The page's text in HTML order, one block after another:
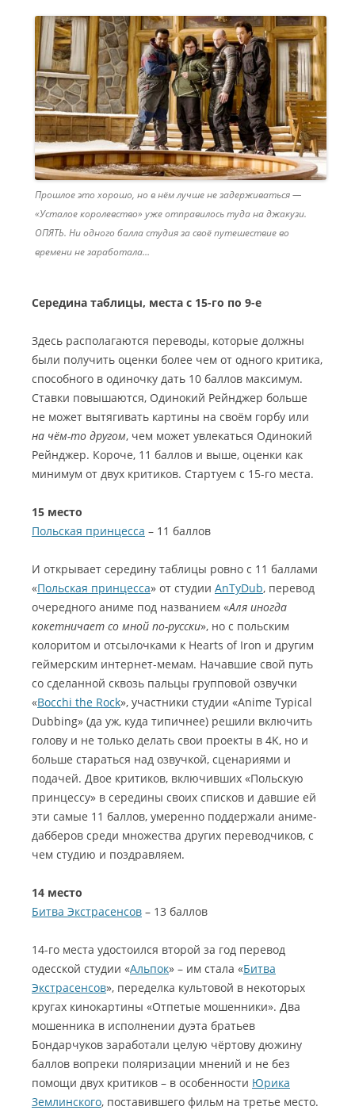
Прошлое это хорошо, но в нём лучше не задерживаться —
«Усталое королевство» уже отправилось туда на джакузи.
ОПЯТЬ. Ни одного балла студия за своё путешествие во
времени не заработала…
Середина таблицы, места с 15-го по 9-е
Здесь располагаются переводы, которые должны
были получить оценки более чем от одного критика,
способного в одиночку дать 10 баллов максимум.
Ставки повышаются, Одинокий Рейнджер больше
не может вытягивать картины на своём горбу или
на чём-то другом, чем может увлекаться Одинокий
Рейнджер. Короче, 11 баллов и выше, оценки как
минимум от двух критиков. Стартуем с 15-го места.
15 место
Польская принцесса – 11 баллов
И открывает середину таблицы ровно с 11 баллами
«Польская принцесса» от студии AnTyDub, перевод
очередного аниме под названием «Аля иногда
кокетничает со мной по-русски», но с польским
колоритом и отсылочками к Hearts of Iron и другим
геймерским интернет-мемам. Начавшие свой путь
со сделанной сквозь пальцы групповой озвучки
«Bocchi the Rock», участники студии «Anime Typical
Dubbing» (да уж, куда типичнее) решили включить
голову и не только делать свои проекты в 4K, но и
больше стараться над озвучкой, сценариями и
подачей. Двое критиков, включивших «Польскую
принцессу» в середины своих списков и давшие ей
эти самые 11 баллов, умеренно поддержали аниме-
дабберов среди множества других переводчиков, с
чем студию и поздравляем.
14 место
Битва Экстрасенсов – 13 баллов
14-го места удостоился второй за год перевод
одесской студии «Альпок» – им стала «Битва
Экстрасенсов», переделка культовой в некоторых
кругах кинокартины «Отпетые мошенники». Два
мошенника в исполнении дуэта братьев
Бондарчуков заработали целую чёртову дюжину
баллов вопреки поляризации мнений и не без
помощи двух критиков – в особенности Юрика
Землинского, поставившего фильм на третье место.